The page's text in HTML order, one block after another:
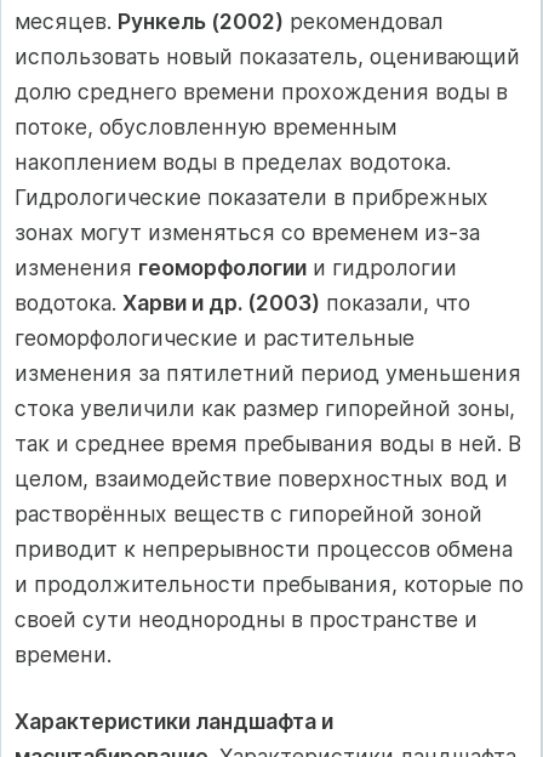
месяцев. Рункель (2002) рекомендовал
использовать новый показатель, оценивающий
долю среднего времени прохождения воды в
потоке, обусловленную временным
накоплением воды в пределах водотока.
Гидрологические показатели в прибрежных
зонах могут изменяться со временем из-за
изменения геоморфологии и гидрологии
водотока. Харви и др. (2003) показали, что
геоморфологические и растительные
изменения за пятилетний период уменьшения
стока увеличили как размер гипорейной зоны,
так и среднее время пребывания воды в ней. В
целом, взаимодействие поверхностных вод и
растворённых веществ с гипорейной зоной
приводит к непрерывности процессов обмена
и продолжительности пребывания, которые по
своей сути неоднородны в пространстве и
времени.
Характеристики ландшафта и